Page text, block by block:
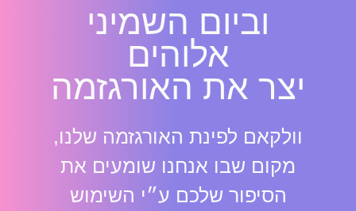
וביום השמיני
אלוהים
יצר את האורגזמה
וולקאם לפינת האורגזמה שלנו,
מקום שבו אנחנו שומעים את
הסיפור שלכם ע״י השימוש